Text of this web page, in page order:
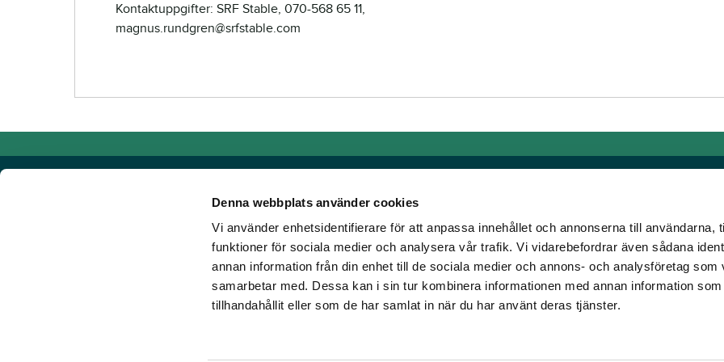
Denna webbplats använder cookies
Vi använder enhetsidentifierare för att anpassa innehållet och annonserna till användarna,
funktioner för sociala medier och analysera vår trafik. Vi vidarebefordrar även sådana
annan information från din enhet till de sociala medier och annons- och analysföretag som
samarbetar med. Dessa kan i sin tur kombinera informationen med annan information
tillhandahållit eller som de har samlat in när du har använt deras tjänster.
Kontaktuppgifter: SRF Stable, 070-568 65 11,
magnus.rundgren@srfstable.com
Powered by TR Media
Hos TR Media finns Sveriges främsta varumärken för dig som älskar trav!
Sedan starten 1932, då tidningen Travronden grundades, har vi skapat en
Länkar
Allmänna auktionsvillkor
Mobilvy